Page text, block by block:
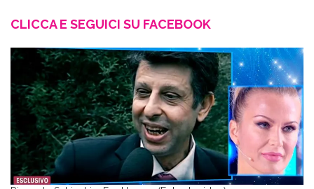
CLICCA E SEGUICI SU FACEBOOK